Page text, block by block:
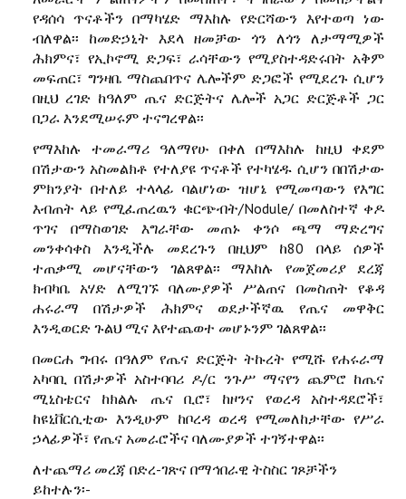
የዳሰሳ ጥናቶችን በማካሄድ ማእከሉ የድርሻውን እየተወጣ ነው
ብለዋል፡፡ ከመድኃኒት እደላ ዘመቻው ጎን ለጎን ለታማሚዎች
ሕክምና፣ የኢኮኖሚ ድጋፍ፣ ራሳቸውን የሚያስተዳድሩበት አቅም
መፍጠር፣ ግንዛቤ ማስጨበጥና ሌሎችም ድጋፎች የሚደረጉ ሲሆን
በዚህ ረገድ ከዓለም ጤና ድርጅትና ሌሎች አጋር ድርጅቶች ጋር
በጋራ እንደሚሠሩም ተናግረዋል፡፡
የማእከሉ ተመራማሪ ዓለማየሁ በቀለ በማእከሉ ከዚህ ቀደም
በሽታውን አስመልክቶ የተለያዩ ጥናቶች የተካሄዱ ሲሆን በበሽታው
ምክንያት በተለይ ተላላፊ ባልሆነው ዝሆኔ የሚመጣውን የእግር
እብጠት ላይ የሚፈጠረዉን ቁርጭብት/Nodule/ በመለስተኛ ቀዶ
ጥገና በማስወገድ እግራቸው መጠኑ ቀንሶ ጫማ ማድረግና
መንቀሳቀስ እንዲችሉ መደረጉን በዚህም ከ80 በላይ ሰዎች
ተጠቃሚ መሆናቸውን ገልጸዋል፡፡ ማእከሉ የመጀመሪያ ደረጃ
ክብካቤ አሃድ ለሚገኙ ባለሙያዎች ሥልጠና በመስጠት የቆዳ
ሐሩራማ በሽታዎች ሕክምና ወደታችኛዉ የጤና መዋቅር
እንዲወርድ ጉልህ ሚና እየተጨወተ መሆኑንም ገልጸዋል፡፡
በመርሐ ግብሩ በዓለም የጤና ድርጅት ትኩረት የሚሹ የሐሩራማ
አካባቢ በሽታዎች አስተባባሪ ዶ/ር ንጉሥ ማናየን ጨምሮ ከጤና
ሚኒስቴርና ከክልሉ ጤና ቢሮ፣ ከዞንና የወረዳ አስተዳደሮች፣
ከዩኒቨርሲቲው እንዲሁም ከቦረዳ ወረዳ የሚመለከታቸው የሥራ
ኃላፊዎች፣ የጤና አመራሮችና ባለሙያዎች ተገኝተዋል፡፡
ለተጨማሪ መረጃ በድረ-ገጽና በማኅበራዊ ትስስር ገጾቻችን
ይከተሉን፡-